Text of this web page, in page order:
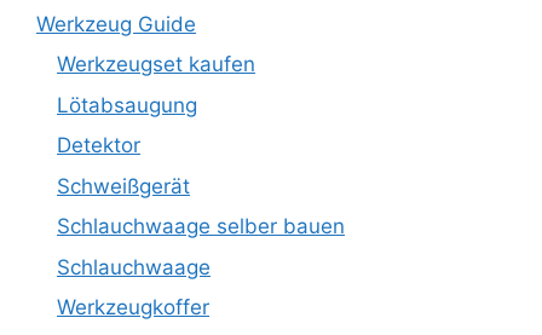
Werkzeug Guide
Werkzeugset kaufen
Lötabsaugung
Detektor
Schweißgerät
Schlauchwaage selber bauen
Schlauchwaage
Werkzeugkoffer